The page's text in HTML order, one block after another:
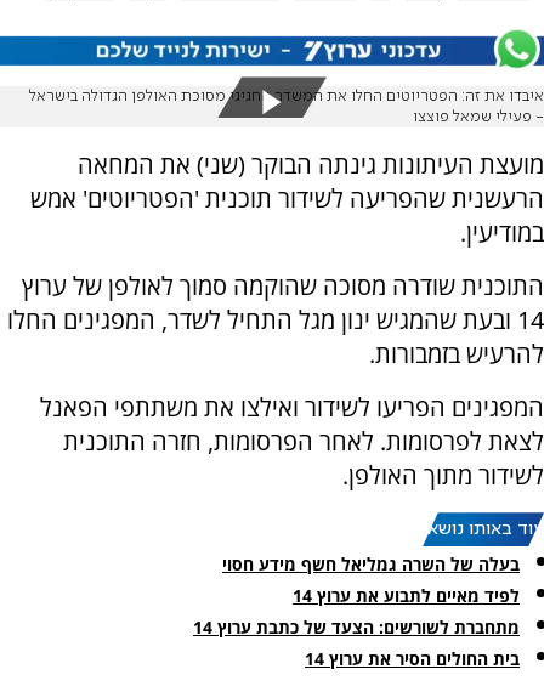
איבדו את זה: הפטריוטים החלו את המשדר החגיגי מסוכת האולפן הגדולה בישראל
- פעילי שמאל פוצצו
מועצת העיתונות גינתה הבוקר (שני) את המחאה
הרעשנית שהפריעה לשידור תוכנית 'הפטריוטים' אמש
במודיעין.
התוכנית שודרה מסוכה שהוקמה סמוך לאולפן של ערוץ
14 ובעת שהמגיש ינון מגל התחיל לשדר, המפגינים החלו
להרעיש בזמבורות.
המפגינים הפריעו לשידור ואילצו את משתתפי הפאנל
לצאת לפרסומות. לאחר הפרסומות, חזרה התוכנית
לשידור מתוך האולפן.
עוד באותו נושא:
בעלה של השרה גמליאל חשף מידע חסוי
לפיד מאיים לתבוע את ערוץ 14
מתחברת לשורשים: הצעד של כתבת ערוץ 14
בית החולים הסיר את ערוץ 14